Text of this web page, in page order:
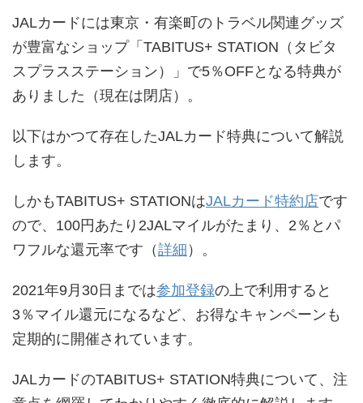
JALカードには東京・有楽町のトラベル関連グッズ
が豊富なショップ「TABITUS+ STATION（タビタ
スプラスステーション）」で5％OFFとなる特典が
ありました（現在は閉店）。
以下はかつて存在したJALカード特典について解説
します。
しかもTABITUS+ STATIONはJALカード特約店です
ので、100円あたり2JALマイルがたまり、2％とパ
ワフルな還元率です（詳細 ）。
2021年9月30日までは参加登録の上で利用すると
3％マイル還元になるなど、お得なキャンペーンも
定期的に開催されています。
JALカードのTABITUS+ STATION特典について、注